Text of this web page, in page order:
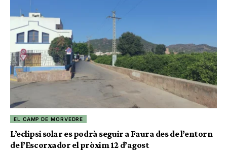
EL CAMP DE MORVEDRE
L’eclipsi solar es podrà seguir a Faura des de l’entorn
de l’Escorxador el pròxim 12 d’agost